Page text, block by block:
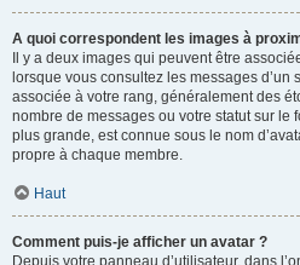
A quoi correspondent les images à
Il y a deux images qui peuvent être
lorsque vous consultez les messages d’un
associée à votre rang, généralement des
nombre de messages ou votre statut sur le
plus grande, est connue sous le nom
propre à chaque membre.
Haut
Comment puis-je afficher un avatar ?
Depuis votre panneau d’utilisateur, dans